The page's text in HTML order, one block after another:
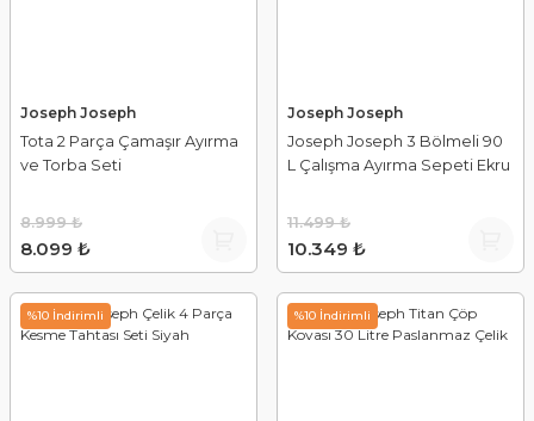
Joseph Joseph
Tota 2 Parça Çamaşır Ayırma
ve Torba Seti
8.099 ₺
8.999 ₺
Joseph Joseph
Joseph Joseph 3 Bölmeli 90
L Çalışma Ayırma Sepeti Ekru
10.349 ₺
11.499 ₺
%10 İndirimli %10 İndirimli